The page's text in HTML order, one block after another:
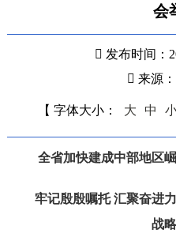
会
发布时间：
来源
【 字体大小： 大 中
全省加快建成中部地区
牢记殷殷嘱托 汇聚奋进
战